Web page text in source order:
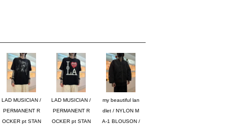
LAD MUSICIAN /
PERMANENT R
OCKER pt STAN
LAD MUSICIAN /
PERMANENT R
OCKER pt STAN
my beautiful lan
dlet / NYLON M
A-1 BLOUSON /